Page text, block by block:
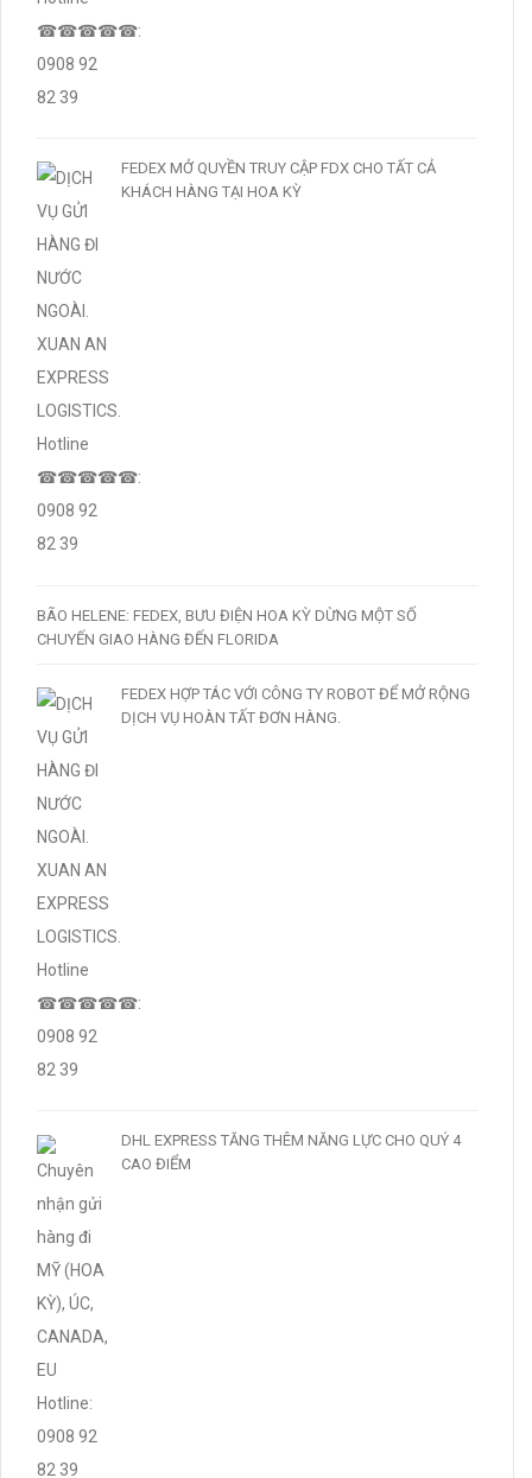
FEDEX MỞ QUYỀN TRUY CẬP FDX CHO TẤT CẢ
KHÁCH HÀNG TẠI HOA KỲ
BÃO HELENE: FEDEX, BƯU ĐIỆN HOA KỲ DỪNG MỘT SỐ
CHUYẾN GIAO HÀNG ĐẾN FLORIDA
FEDEX HỢP TÁC VỚI CÔNG TY ROBOT ĐỂ MỞ RỘNG
DỊCH VỤ HOÀN TẤT ĐƠN HÀNG.
DHL EXPRESS TĂNG THÊM NĂNG LỰC CHO QUÝ 4
CAO ĐIỂM